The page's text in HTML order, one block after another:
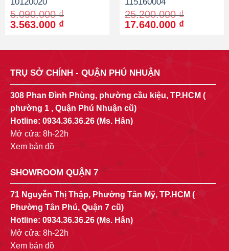
5.090.000₫
Original
3.563.000 ₫Current
25.200.000₫
Original
17.640.000 ₫Current
TRỤ SỞ CHÍNH - QUẬN PHÚ NHUẬN
308 Phan Đình Phùng, phường cầu kiệu, TP.HCM (
phường 1 , Quận Phú Nhuận cũ)
Hotline: 0934.36.36.26 (Ms. Hân)
Mở cửa: 8h-22h
Xem bản đồ
SHOWROOM QUẬN 7
71 Nguyễn Thị Thập, Phường Tân Mỹ, TP.HCM (
Phường Tân Phú, Quận 7 cũ)
Hotline: 0934.36.36.26 (Ms. Hân)
Mở cửa: 8h-22h
Xem bản đồ